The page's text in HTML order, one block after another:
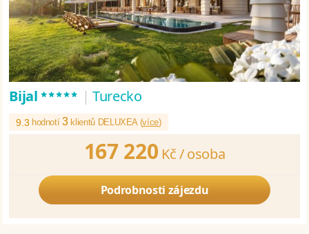
Bijal***** | Turecko
9.3 hodnotí3klientů DELUXEA (více)
167 220 Kč /osoba
Podrobnosti zájezdu